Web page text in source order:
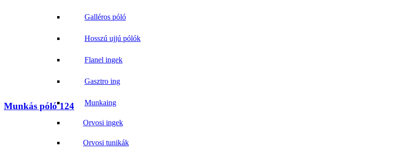
Galléros póló
Hosszú ujjú pólók
Flanel ingek
Gasztro ing
Munkaing
Orvosi ingek
Orvosi tunikák
Munkás póló 124